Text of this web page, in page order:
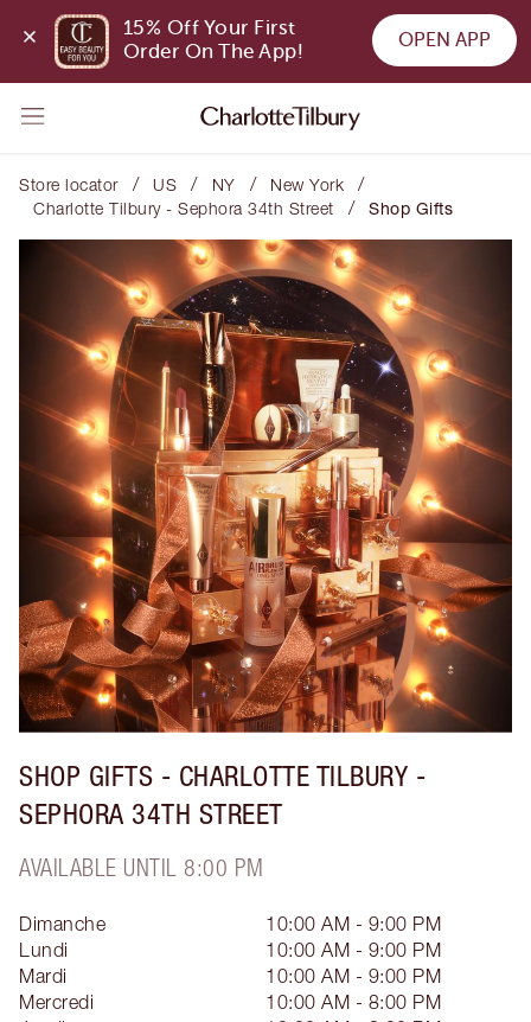
15% Off Your First
Order On The App!
OPEN APP
Store locator / US / NY / New York /
Charlotte Tilbury - Sephora 34th Street / Shop Gifts
SHOP GIFTS - CHARLOTTE TILBURY -
SEPHORA 34TH STREET
AVAILABLE UNTIL 8:00 PM
Dimanche
10:00 AM - 9:00 PM
Lundi
10:00 AM - 9:00 PM
Mardi
10:00 AM - 9:00 PM
Mercredi
10:00 AM - 8:00 PM